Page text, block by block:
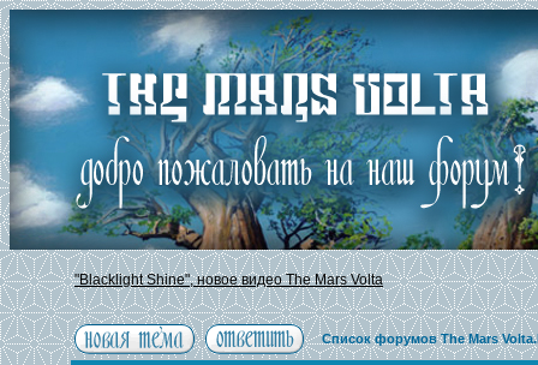
"Blacklight Shine", новое видео The Mars Volta
Список форумов The Mars